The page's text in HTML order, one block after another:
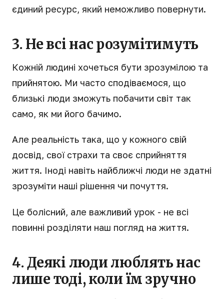
єдиний ресурс, який неможливо повернути.
3. Не всі нас розумітимуть
Кожній людині хочеться бути зрозумілою та
прийнятою. Ми часто сподіваємося, що
близькі люди зможуть побачити світ так
само, як ми його бачимо.
Але реальність така, що у кожного свій
досвід, свої страхи та своє сприйняття
життя. Іноді навіть найближчі люди не здатні
зрозуміти наші рішення чи почуття.
Це болісний, але важливий урок - не всі
повинні розділяти наш погляд на життя.
4. Деякі люди люблять нас
лише тоді, коли їм зручно